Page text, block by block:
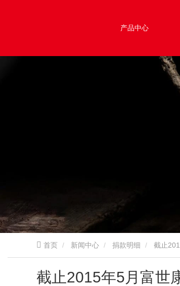
产品中心
首页 新闻中心 捐款明细 截止
截止2015年5月富世